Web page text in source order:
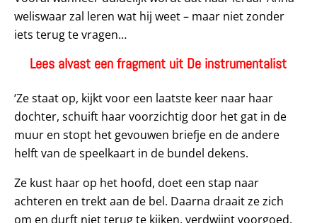
weliswaar zal leren wat hij weet – maar niet zonder
iets terug te vragen…
Lees alvast een fragment uit De instrumentalist
‘Ze staat op, kijkt voor een laatste keer naar haar
dochter, schuift haar voorzichtig door het gat in de
muur en stopt het gevouwen briefje en de andere
helft van de speelkaart in de bundel dekens.
Ze kust haar op het hoofd, doet een stap naar
achteren en trekt aan de bel. Daarna draait ze zich
om en durft niet terug te kijken, verdwijnt voorgoed.